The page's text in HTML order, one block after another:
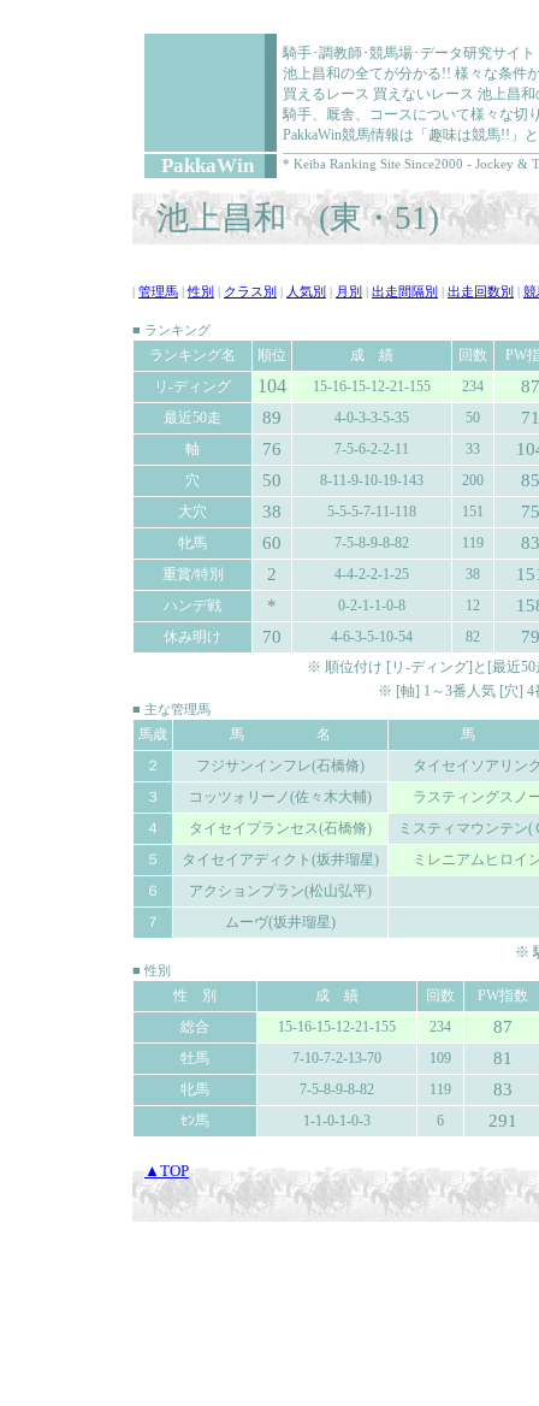
騎手･調教師･競馬場･データ研究サイ
池上昌和の全てが分かる!! 様々な条件
買えるレース 買えないレース 池上昌
騎手、厩舎、コースについて様々な切
PakkaWin競馬情報は「趣味は競馬!!」
PakkaWin * Keiba Ranking Site Since2000 - Jockey &
池上昌和 (東・51)
管理馬 |性別 クラス別 人気別 月別 出走間隔別 出走回数別 競
■ ランキング
ランキング名 順位 成 績 回数
PW
リ-ディング
104 15-16-15-12-21-155 234 87
最近50走 89 4-0-3-3-5-35 50 71
軸 76 7-5-6-2-2-11 33
穴 50 8-11-9-10-19-143 200 85
大穴 38 5-5-5-7-11-118 151 75
牝馬 60 7-5-8-9-8-82 119 83
重賞/特別 2 4-4-2-2-1-25 38
ハンデ戦 * 0-2-1-1-0-8 12
休み明け 70 4-6-3-5-10-54 82 79
※ 順位付け [リ-ディング]と[最近
※ [軸] 1～3番人気 [穴] 4
■ 主な管理馬
馬歳 馬 名
馬
２
フジサンインフレ(石橋脩)
タイセイソアリン
３
コッツォリーノ(佐々木大輔)
ラスティングスノ
４
タイセイプランセス(石橋脩)
ミスティマウンテン(
５
タイセイアディクト(坂井瑠星)
ミレニアムヒロイ
６
アクションプラン(松山弘平)
７
ムーヴ(坂井瑠星)
※
■ 性別
性 別 成 績 回数
PW指数
総合
15-16-15-12-21-155 234 87
牡馬 7-10-7-2-13-70 109 81
牝馬 7-5-8-9-8-82 119 83
ｾﾝ馬 1-1-0-1-0-3 6 291
▲TOP